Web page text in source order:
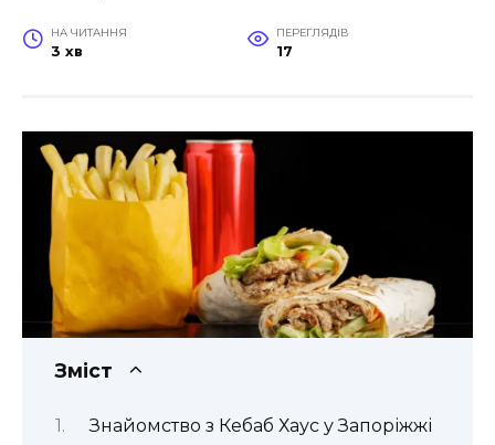
НА ЧИТАННЯ
3 хв
ПЕРЕГЛЯДІВ
17
Зміст
Знайомство з Кебаб Хаус у Запоріжжі